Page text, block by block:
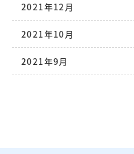
2021年12月
2021年10月
2021年9月